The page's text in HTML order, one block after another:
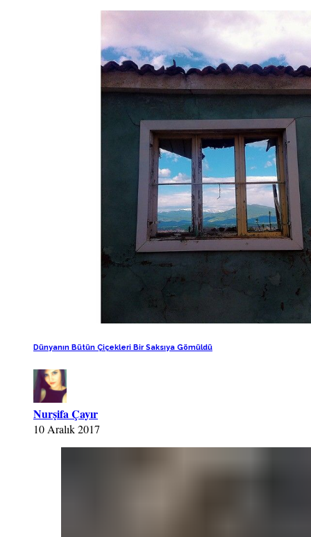
Dünyanın Bütün Çiçekleri Bir Saksıya Gömüldü
Nurşifa Çayır
10 Aralık 2017